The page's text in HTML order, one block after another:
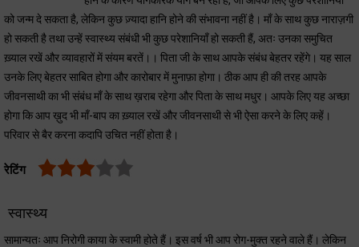
को जन्म दे सकता है, लेकिन कुछ ज़्यादा हानि होने की संभावना नहीं है। माँ के साथ कुछ नाराज़गी
हो सकती है तथा उन्हें स्वास्थ्य संबंधी भी कुछ परेशानियाँ हो सकती हैं, अतः उनका समुचित
ख़्याल रखें और व्यावहारों में संयम बरतें।। पिता जी के साथ आपके संबंध बेहतर रहेंगे। यह साल
उनके लिए बेहतर साबित होगा और कारोबार में मुनाफ़ा होगा। ठीक आप ही की तरह आपके
जीवनसाथी का भी संबंध माँ के साथ ख़राब रहेगा और पिता के साथ मधुर। आपके लिए यह अच्छा
होगा कि आप ख़ुद भी माँ-बाप का ख़्याल रखें और जीवनसाथी से भी ऐसा करने के लिए कहें।
परिवार से बैर करना कदापि उचित नहीं होता है।
रेटिंग
स्वास्थ्य
सामान्यतः आप निरोगी काया के स्वामी होते हैं। इस वर्ष भी आप रोग-मुक्त रहने वाले हैं। लेकिन